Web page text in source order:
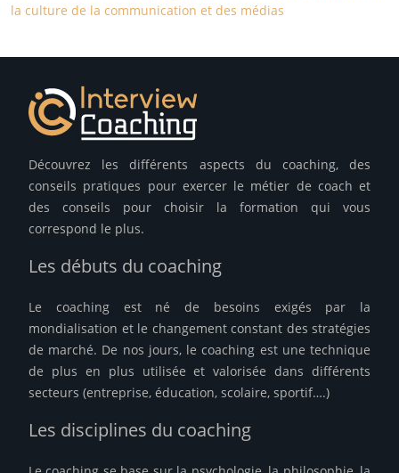
la culture de la communication et des médias
Découvrez les différents aspects du coaching, des
conseils pratiques pour exercer le métier de coach et
des conseils pour choisir la formation qui vous
correspond le plus.
Les débuts du coaching
Le coaching est né de besoins exigés par la
mondialisation et le changement constant des stratégies
de marché. De nos jours, le coaching est une technique
de plus en plus utilisée et valorisée dans différents
secteurs (entreprise, éducation, scolaire, sportif….)
Les disciplines du coaching